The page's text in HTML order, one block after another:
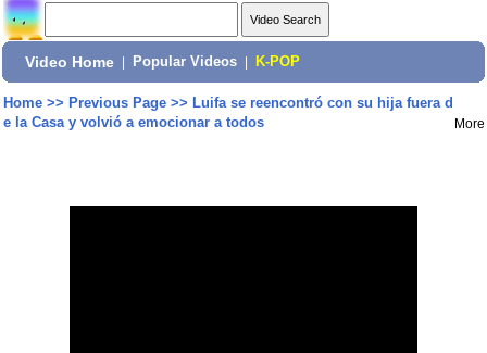
Video Home Popular Videos K-POP
Home>> Previous Page>> Luifa se reencontró con su hija fuera d
e la Casa y volvió a emocionar a todos
More